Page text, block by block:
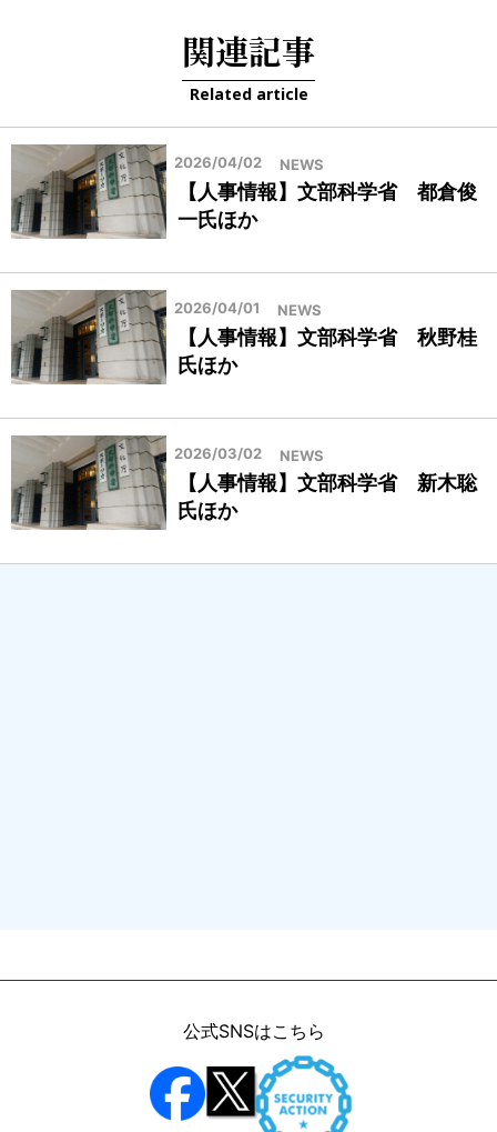
関連記事
Related article
2026/04/02 NEWS
【人事情報】文部科学省 都倉俊
一氏ほか
2026/04/01 NEWS
【人事情報】文部科学省 秋野桂
氏ほか
2026/03/02 NEWS
【人事情報】文部科学省 新木聡
氏ほか
公式SNSはこちら